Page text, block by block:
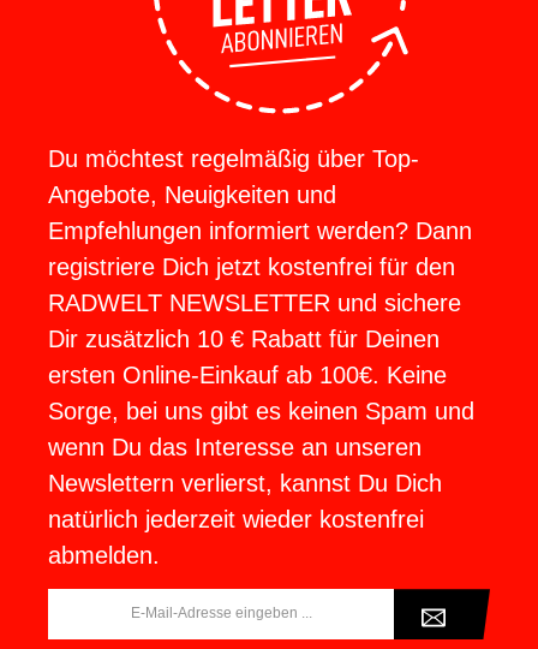
Du möchtest regelmäßig über Top-
Angebote, Neuigkeiten und
Empfehlungen informiert werden? Dann
registriere Dich jetzt kostenfrei für den
RADWELT NEWSLETTER und sichere
Dir zusätzlich 10 € Rabatt für Deinen
ersten Online-Einkauf ab 100€. Keine
Sorge, bei uns gibt es keinen Spam und
wenn Du das Interesse an unseren
Newslettern verlierst, kannst Du Dich
natürlich jederzeit wieder kostenfrei
abmelden.